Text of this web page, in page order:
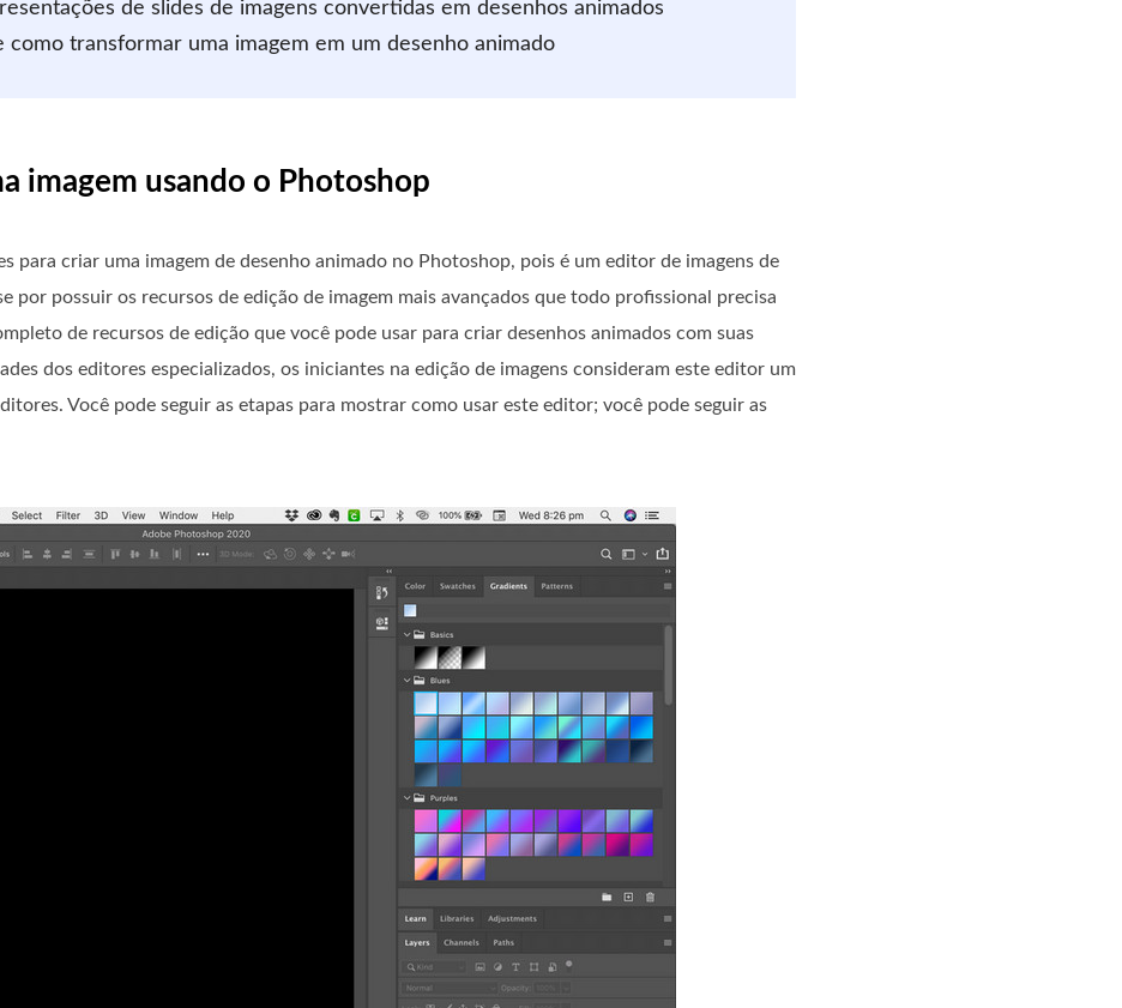
de slides de imagens convertidas em desenhos animados
transformar uma imagem em um desenho animado
imagem usando o Photoshop
para criar uma imagem de desenho animado no Photoshop, pois é um editor de imagens de
por possuir os recursos de edição de imagem mais avançados que todo profissional precisa
de recursos de edição que você pode usar para criar desenhos animados com suas
dos editores especializados, os iniciantes na edição de imagens consideram este editor um
Você pode seguir as etapas para mostrar como usar este editor; você pode seguir as